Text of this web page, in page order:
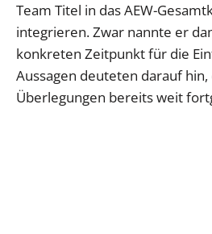
Team Titel in das AEW-
integrieren. Zwar nannte er
konkreten Zeitpunkt für die
Aussagen deuteten darauf
Überlegungen bereits weit